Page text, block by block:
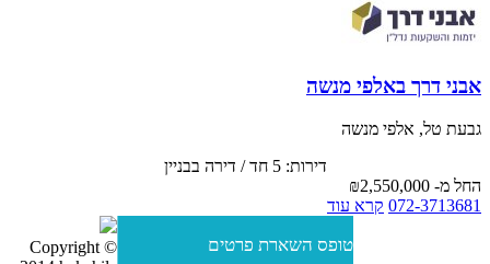
אבני דרך באלפי מנשה
גבעת טל, אלפי מנשה
דירות: 5 חד / דירה בבניין
החל מ- ₪2,550,000
072-3713681 קרא עוד
טופס השארת פרטים
Copyright ©